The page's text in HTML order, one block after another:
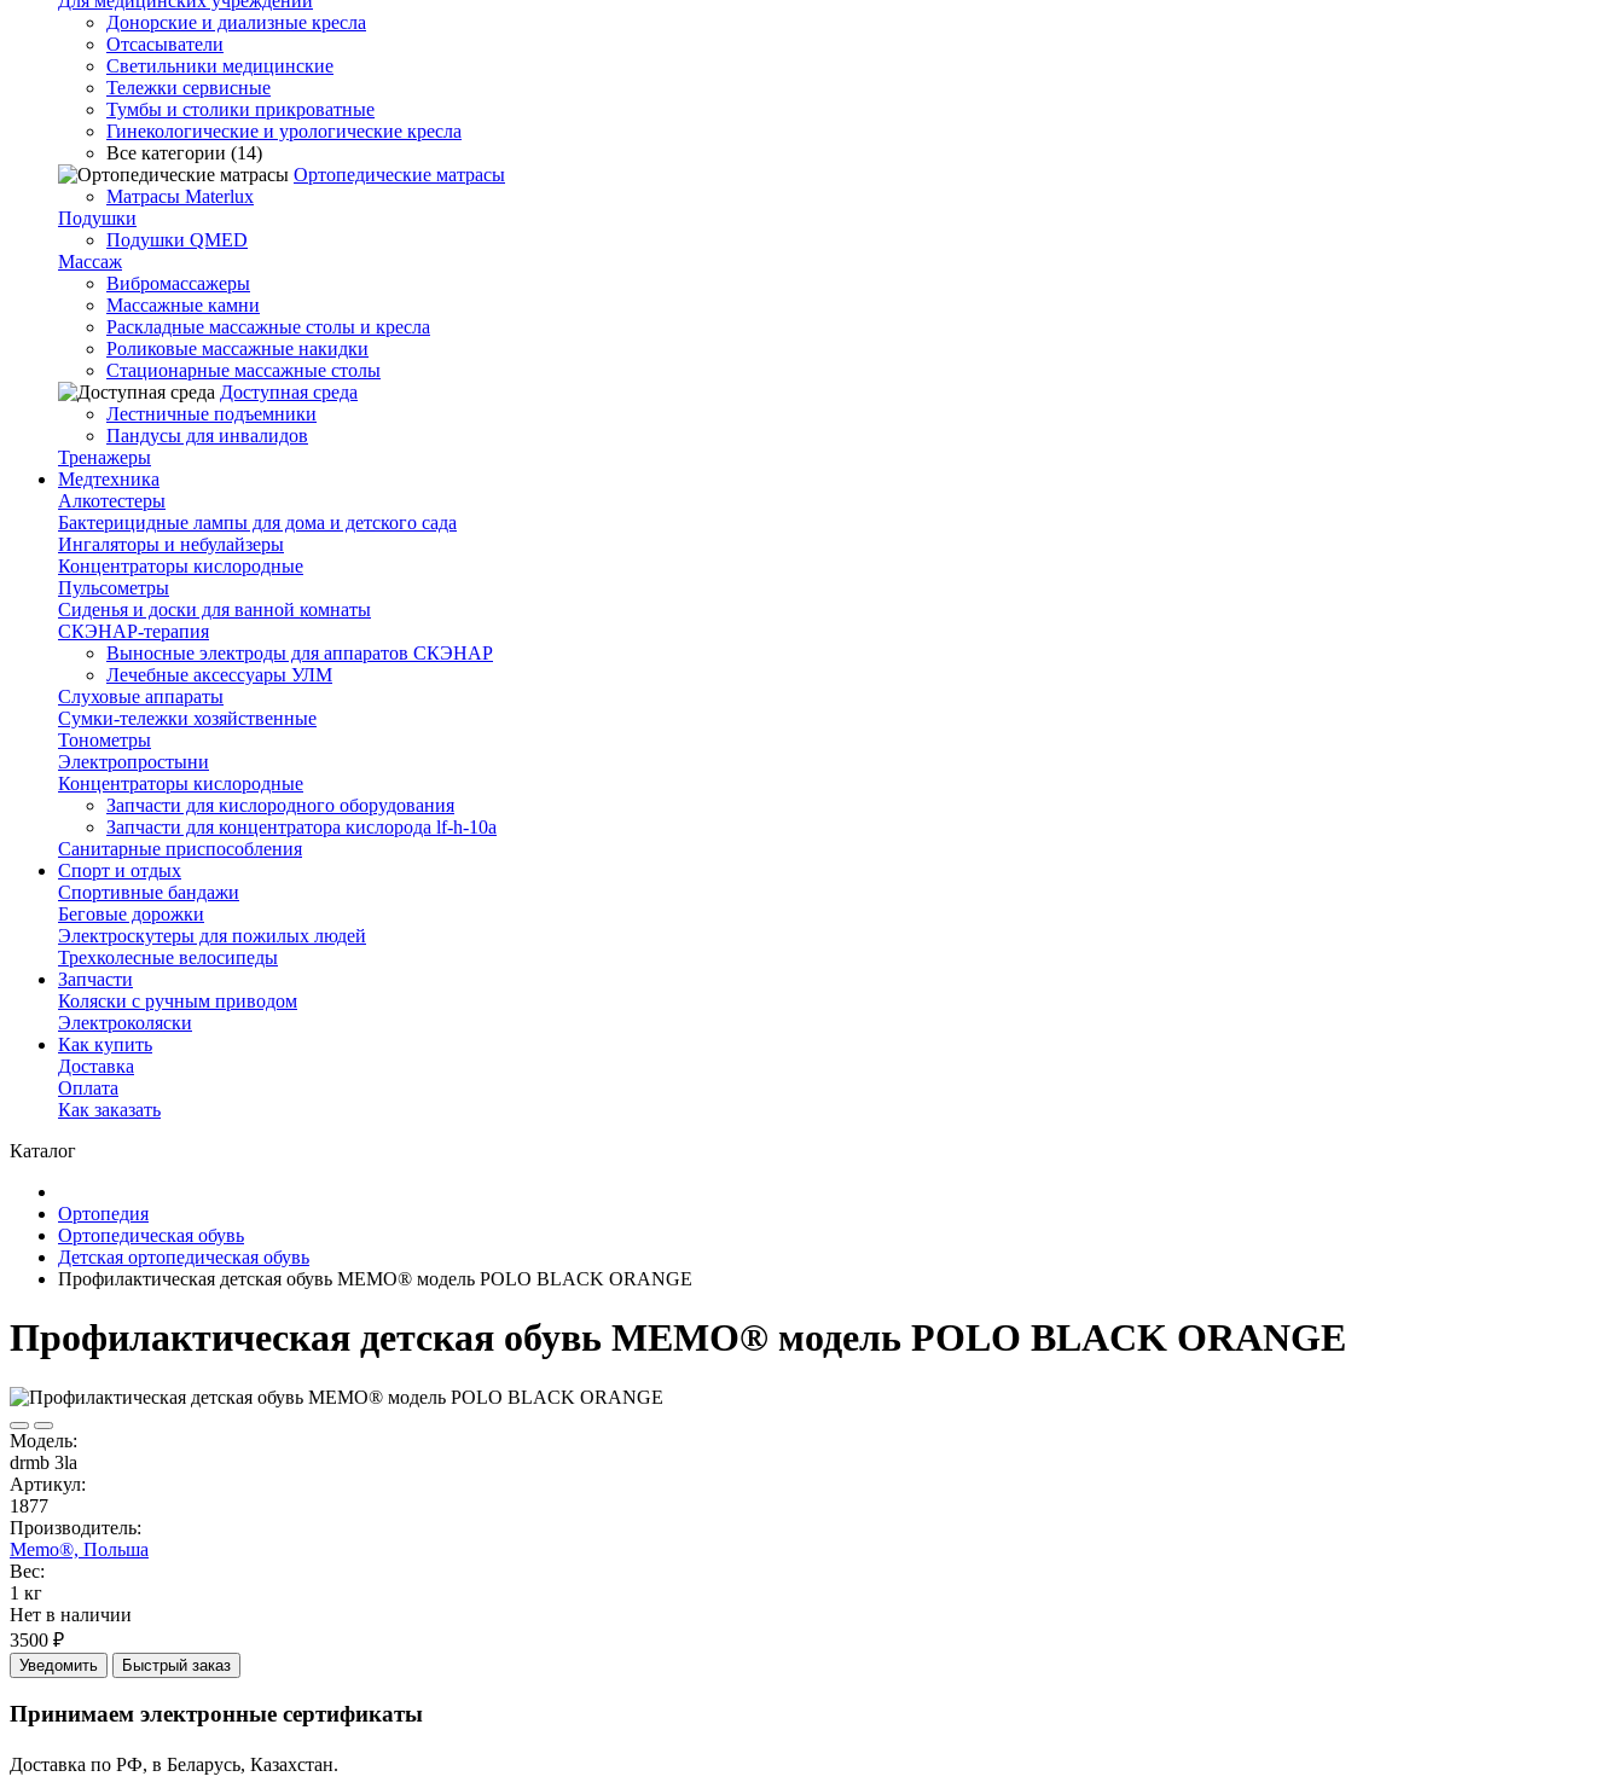
Донорские и диализные кресла
Отсасыватели
Светильники медицинские
Тележки сервисные
Тумбы и столики прикроватные
Гинекологические и урологические кресла
Все категории (14)
Ортопедические матрасы
Матрасы Materlux
Подушки
Подушки QMED
Массаж
Вибромассажеры
Массажные камни
Раскладные массажные столы и кресла
Роликовые массажные накидки
Стационарные массажные столы
Доступная среда
Лестничные подъемники
Пандусы для инвалидов
Тренажеры
Mедтехника
Алкотестеры
Бактерицидные лампы для дома и детского сада
Ингаляторы и небулайзеры
Концентраторы кислородные
Пульсометры
Сиденья и доски для ванной комнаты
СКЭНАР-терапия
Выносные электроды для аппаратов СКЭНАР
Лечебные аксессуары УЛМ
Слуховые аппараты
Сумки-тележки хозяйственные
Тонометры
Электропростыни
Концентраторы кислородные
Запчасти для кислородного оборудования
Запчасти для концентратора кислорода lf-h-10a
Санитарные приспособления
Спорт и отдых
Спортивные бандажи
Беговые дорожки
Электроскутеры для пожилых людей
Трехколесные велосипеды
Запчасти
Коляски с ручным приводом
Электроколяски
Как купить
Доставка
Оплата
Как заказать
Каталог
Ортопедия
Ортопедическая обувь
Детская ортопедическая обувь
Профилактическая детская обувь MEMO® модель POLO BLACK ORANGE
Профилактическая детская обувь MEMO® модель POLO BLACK ORANGE
Модель:
drmb 3la
Артикул:
1877
Производитель:
Memo®, Польша
Вес:
1 кг
Нет в наличии
3500 ₽
Уведомить Быстрый заказ
Принимаем электронные сертификаты
Доставка по РФ, в Беларусь, Казахстан.